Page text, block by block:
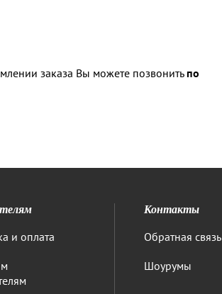
заказа Вы можете позвонитьпо
и оплата
Контакты
Обратная связь
Шоурумы